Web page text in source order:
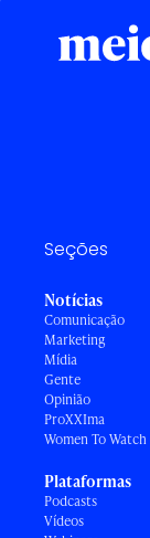
Seções
Notícias
Comunicação
Marketing
Mídia
Gente
Opinião
ProXXIma
Women To Watch
Plataformas
Podcasts
Vídeos